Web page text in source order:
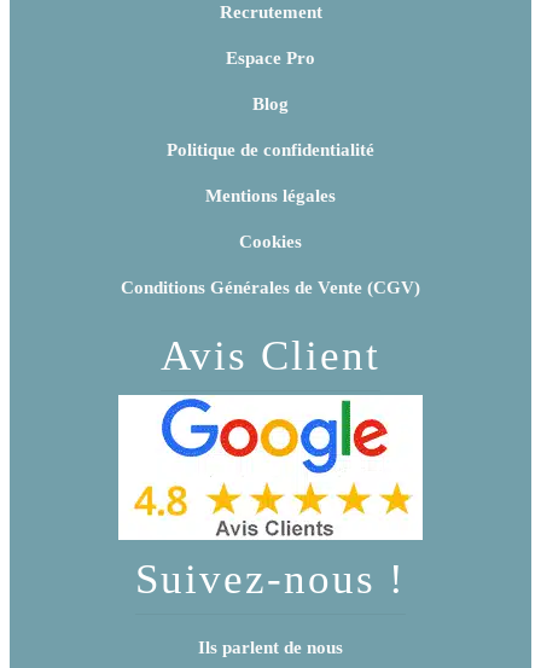
Recrutement
Espace Pro
Blog
Politique de confidentialité
Mentions légales
Cookies
Conditions Générales de Vente (CGV)
Avis Client
Suivez-nous !
Ils parlent de nous